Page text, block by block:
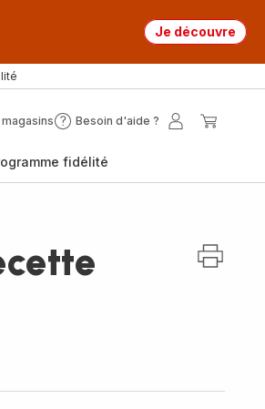
Je découvre
Besoin d'aide ?
Besoin
?
Mon
fidélité